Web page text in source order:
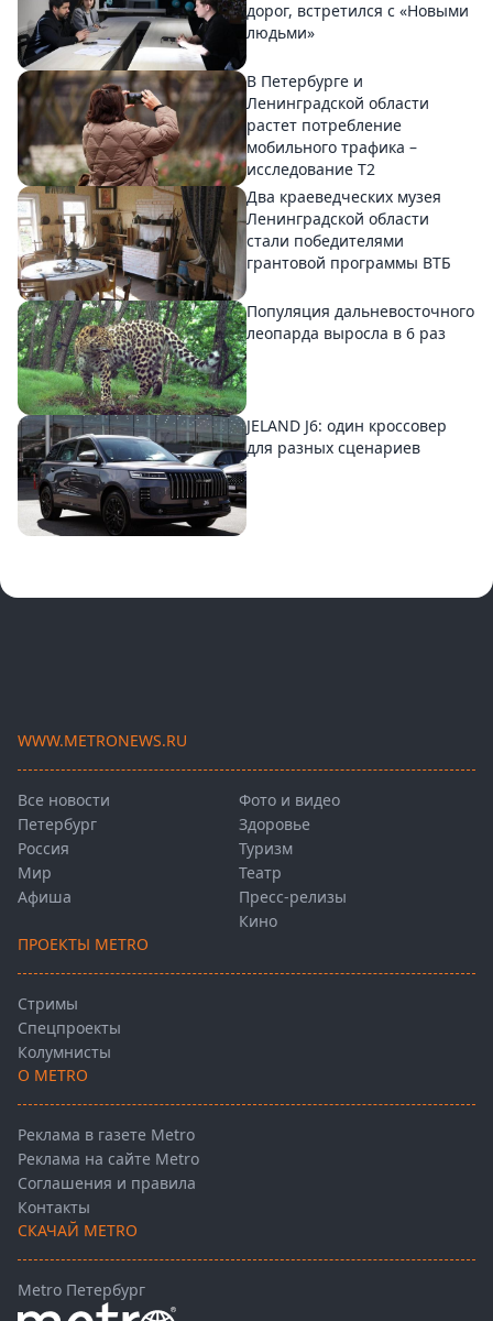
дорог, встретился с «Новыми
людьми»
В Петербурге и
Ленинградской области
растет потребление
мобильного трафика –
исследование T2
Два краеведческих музея
Ленинградской области
стали победителями
грантовой программы ВТБ
Популяция дальневосточного
леопарда выросла в 6 раз
JELAND J6: один кроссовер
для разных сценариев
WWW.METRONEWS.RU
Все новости
Петербург
Россия
Мир
Афиша
Фото и видео
Здоровье
Туризм
Театр
Пресс-релизы
Кино
ПРОЕКТЫ METRO
Стримы
Спецпроекты
Колумнисты
О METRO
Реклама в газете Metro
Реклама на сайте Metro
Соглашения и правила
Контакты
СКАЧАЙ METRO
Metro Петербург